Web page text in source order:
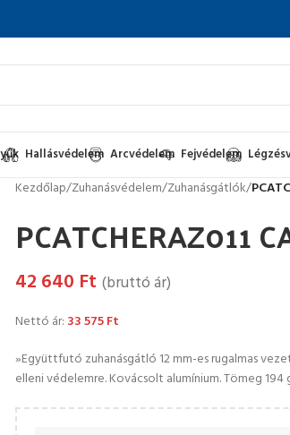
Hallásvédelem Arcvédelem Fejvédelem
Kezdőlap/Zuhanásvédelem/Zuhanásgátlók/
PCATCHERAZ011
42 640 Ft (bruttó ár)
Nettó ár: 33 575Ft
»Együttfutó zuhanásgátló 12 mm-es rugalmas
elleni védelemre. Kovácsolt alumínium. Tömeg 194